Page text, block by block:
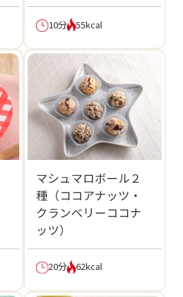
10分 55kcal
マシュマロボール２
種（ココアナッツ・
クランベリーココナ
ッツ）
20分 62kcal